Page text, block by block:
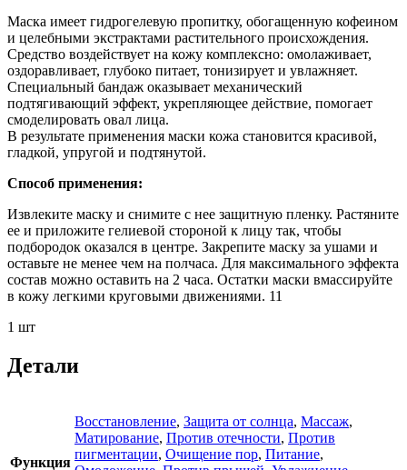
Маска имеет гидрогелевую пропитку, обогащенную кофеином
и целебными экстрактами растительного происхождения.
Средство воздействует на кожу комплексно: омолаживает,
оздоравливает, глубоко питает, тонизирует и увлажняет.
Специальный бандаж оказывает механический
подтягивающий эффект, укрепляющее действие, помогает
смоделировать овал лица.
В результате применения маски кожа становится красивой,
гладкой, упругой и подтянутой.
Способ применения:
Извлеките маску и снимите с нее защитную пленку. Растяните
ее и приложите гелиевой стороной к лицу так, чтобы
подбородок оказался в центре. Закрепите маску за ушами и
оставьте не менее чем на полчаса. Для максимального эффекта
состав можно оставить на 2 часа. Остатки маски вмассируйте
в кожу легкими круговыми движениями. 11
1 шт
Детали
Функция
Восстановление, Защита от солнца, Массаж,
Матирование, Против отечности, Против
пигментации, Очищение пор, Питание,